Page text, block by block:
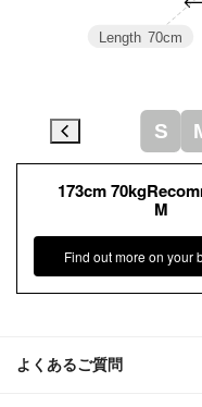
よくあるご質問
173cm
M
Find out more on your
Length 70cm
S